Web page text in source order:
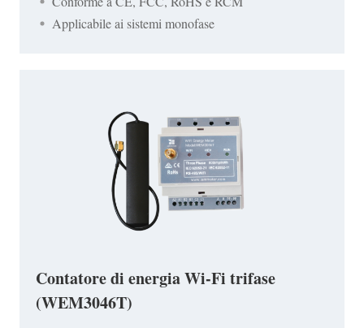
Applicabile ai sistemi monofase
Contatore di energia Wi-Fi trifase
(WEM3046T)